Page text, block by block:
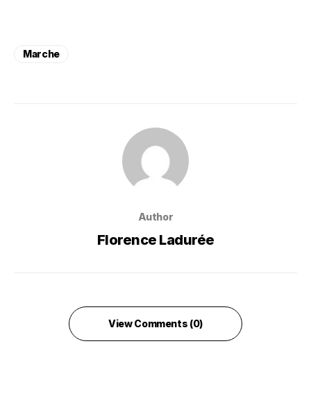
Marche
Author
Florence Ladurée
View Comments (0)